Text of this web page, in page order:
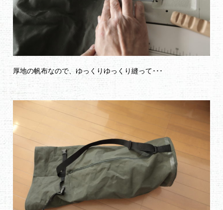
厚地の帆布なので、ゆっくりゆっくり縫って･･･